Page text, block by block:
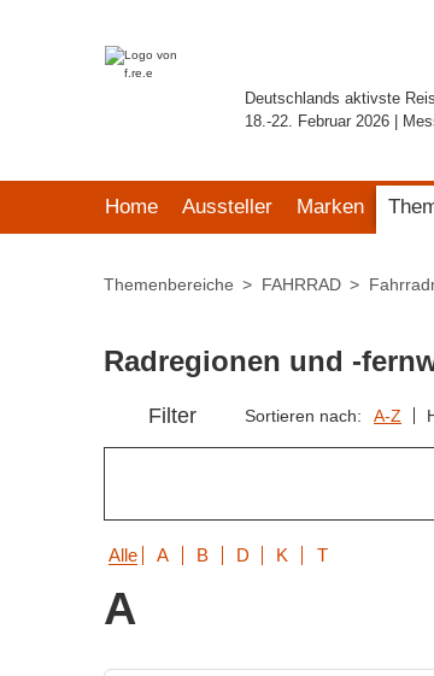
Deutschlands aktivste
18.-22. Februar 2026 |
Home Aussteller Marken
Themenbereiche FAHRRAD
Radregionen und -
Filter Sortieren nach: A-Z
Alle A B D K T
A